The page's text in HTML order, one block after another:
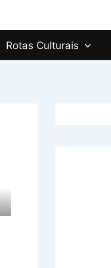
Rotas Culturais